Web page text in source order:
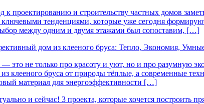
к проектированию и строительству частных домов
ключевыми тенденциями, которые уже сегодня
между одним и двумя этажами был сопоставим, […]
дом из клееного бруса: Тепло, Экономия,
это не только про красоту и уют, но и про разумную
клееного бруса от природы тёплые, а современные
материал для энергоэффективности […]
и сейчас! 3 проекта, которые хочется построить